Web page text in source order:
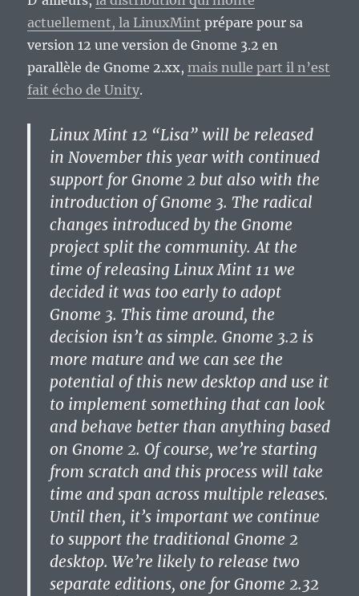
actuellement, la LinuxMint prépare pour sa
version 12 une version de Gnome 3.2 en
parallèle de Gnome 2.xx,mais nulle part il n’est
fait écho de Unity.
Linux Mint 12 “Lisa” will be released
in November this year with continued
support for Gnome 2 but also with the
introduction of Gnome 3. The radical
changes introduced by the Gnome
project split the community. At the
time of releasing Linux Mint 11 we
decided it was too early to adopt
Gnome 3. This time around, the
decision isn’t as simple. Gnome 3.2 is
more mature and we can see the
potential of this new desktop and use it
to implement something that can look
and behave better than anything based
on Gnome 2. Of course, we’re starting
from scratch and this process will take
time and span across multiple releases.
Until then, it’s important we continue
to support the traditional Gnome 2
desktop. We’re likely to release two
separate editions, one for Gnome 2.32